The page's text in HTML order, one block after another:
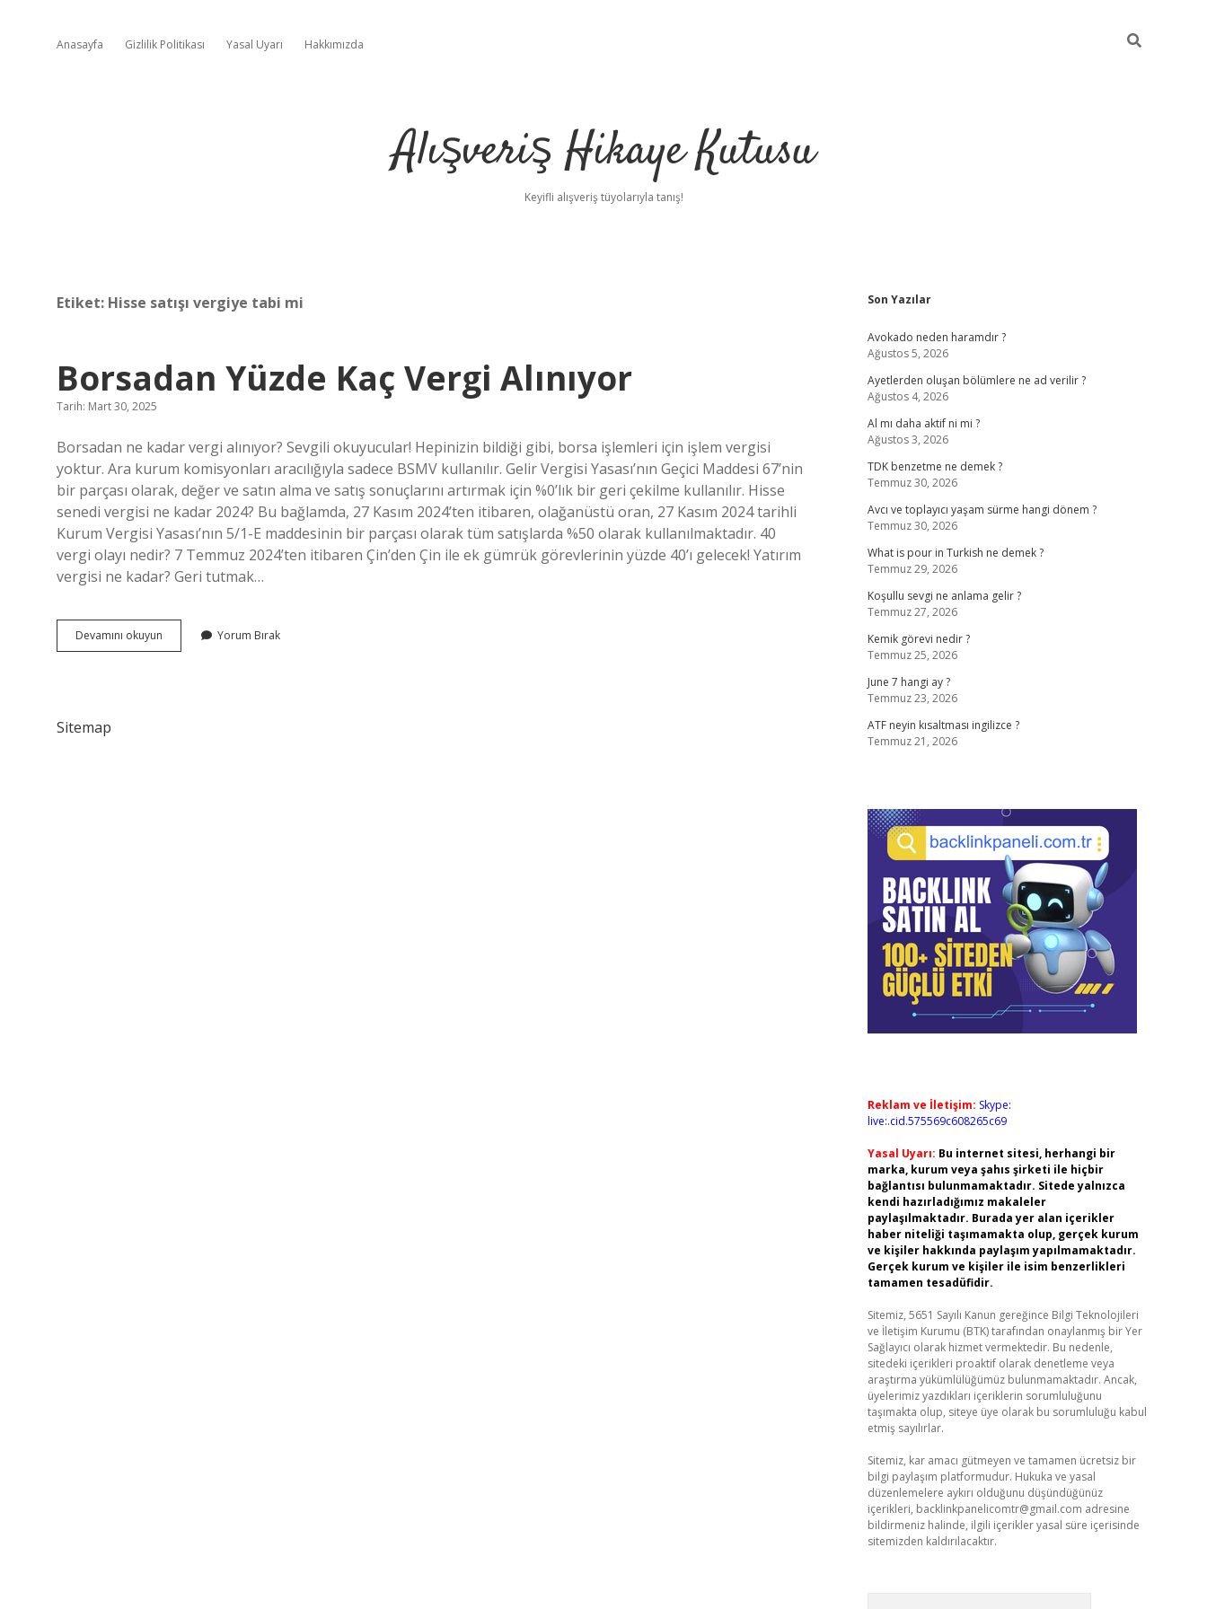
Anasayfa Gizlilik Politikası Yasal Uyarı Hakkımızda
Alışveriş Hikaye Kutusu
Keyifli alışveriş tüyolarıyla tanış!
Etiket: Hisse satışı vergiye tabi mi
Borsadan Yüzde Kaç Vergi Alınıyor
Tarih: Mart 30, 2025
Borsadan ne kadar vergi alınıyor? Sevgili okuyucular! Hepinizin bildiği gibi, borsa işlemleri için işlem vergisi
yoktur. Ara kurum komisyonları aracılığıyla sadece BSMV kullanılır. Gelir Vergisi Yasası’nın Geçici Maddesi 67’nin
bir parçası olarak, değer ve satın alma ve satış sonuçlarını artırmak için %0’lık bir geri çekilme kullanılır. Hisse
senedi vergisi ne kadar 2024? Bu bağlamda, 27 Kasım 2024’ten itibaren, olağanüstü oran, 27 Kasım 2024 tarihli
Kurum Vergisi Yasası’nın 5/1-E maddesinin bir parçası olarak tüm satışlarda %50 olarak kullanılmaktadır. 40
vergi olayı nedir? 7 Temmuz 2024’ten itibaren Çin’den Çin ile ek gümrük görevlerinin yüzde 40’ı gelecek! Yatırım
vergisi ne kadar? Geri tutmak…
Devamını okuyun Borsadan
Yüzde
Yorum Bırak
Sitemap
Sidebar
Son Yazılar
Avokado neden haramdır ?
Ağustos 5, 2026
Ayetlerden oluşan bölümlere ne ad verilir ?
Ağustos 4, 2026
Al mı daha aktif ni mi ?
Ağustos 3, 2026
TDK benzetme ne demek ?
Temmuz 30, 2026
Avcı ve toplayıcı yaşam sürme hangi dönem ?
Temmuz 30, 2026
What is pour in Turkish ne demek ?
Temmuz 29, 2026
Koşullu sevgi ne anlama gelir ?
Temmuz 27, 2026
Kemik görevi nedir ?
Temmuz 25, 2026
June 7 hangi ay ?
Temmuz 23, 2026
ATF neyin kısaltması ingilizce ?
Temmuz 21, 2026
Reklam ve İletişim: Skype:
live:.cid.575569c608265c69
Yasal Uyarı: Bu internet sitesi, herhangi bir
marka, kurum veya şahıs şirketi ile hiçbir
bağlantısı bulunmamaktadır. Sitede yalnızca
kendi hazırladığımız makaleler
paylaşılmaktadır. Burada yer alan içerikler
haber niteliği taşımamakta olup, gerçek kurum
ve kişiler hakkında paylaşım yapılmamaktadır.
Gerçek kurum ve kişiler ile isim benzerlikleri
tamamen tesadüfidir.
Sitemiz, 5651 Sayılı Kanun gereğince Bilgi Teknolojileri
ve İletişim Kurumu (BTK) tarafından onaylanmış bir Yer
Sağlayıcı olarak hizmet vermektedir. Bu nedenle,
sitedeki içerikleri proaktif olarak denetleme veya
araştırma yükümlülüğümüz bulunmamaktadır. Ancak,
üyelerimiz yazdıkları içeriklerin sorumluluğunu
taşımakta olup, siteye üye olarak bu sorumluluğu kabul
etmiş sayılırlar.
Sitemiz, kar amacı gütmeyen ve tamamen ücretsiz bir
bilgi paylaşım platformudur. Hukuka ve yasal
düzenlemelere aykırı olduğunu düşündüğünüz
içerikleri, backlinkpanelicomtr@gmail.com adresine
bildirmeniz halinde, ilgili içerikler yasal süre içerisinde
sitemizden kaldırılacaktır.